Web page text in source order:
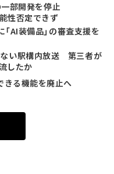
一部開発を停止
性否定できず
AI装備品」の審査支援を
ない駅構内放送 第三者が
したか
きる機能を廃止へ